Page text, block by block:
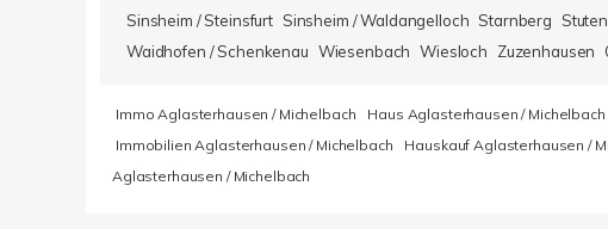
Sinsheim / Steinsfurt Sinsheim / Waldangelloch Starnberg
Waidhofen / Schenkenau Wiesenbach Wiesloch Zuzenhausen
Immo Aglasterhausen / Michelbach Haus Aglasterhausen / Michelbach
Immobilien Aglasterhausen / Michelbach
Hauskauf Aglasterhausen /
Aglasterhausen / Michelbach